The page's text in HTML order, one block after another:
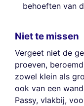
behoeften van
Niet te missen
Vergeet niet de
proeven,
zowel klein als
ook van een
Passy, vlakbij,